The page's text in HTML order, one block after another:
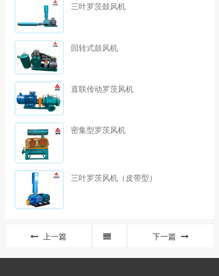
三叶罗茨鼓风机
回转式鼓风机
直联传动罗茨风机
密集型罗茨风机
三叶罗茨风机（皮带型）
上一篇 下一篇